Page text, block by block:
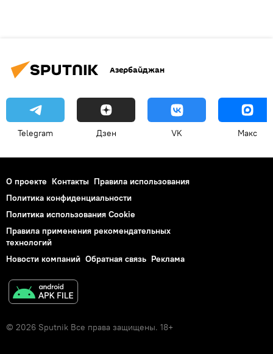
Азербайджан
Telegram Дзен VK Макс
О проекте Контакты Правила использования
Политика конфиденциальности
Политика использования Cookie
Правила применения рекомендательных
технологий
Новости компаний Обратная связь Реклама
© 2026 Sputnik Все права защищены. 18+